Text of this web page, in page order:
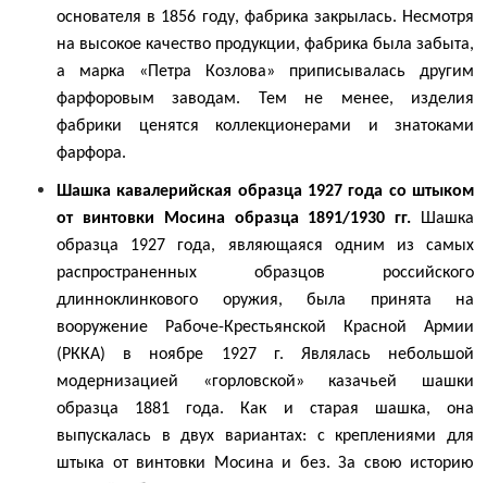
основателя в 1856 году, фабрика закрылась. Несмотря
на высокое качество продукции, фабрика была забыта,
а марка «Петра Козлова» приписывалась другим
фарфоровым заводам. Тем не менее, изделия
фабрики ценятся коллекционерами и знатоками
фарфора.
Шашка кавалерийская образца 1927 года со штыком
от винтовки Мосина образца 1891/1930 гг. Шашка
образца 1927 года, являющаяся одним из самых
распространенных образцов российского
длинноклинкового оружия, была принята на
вооружение Рабоче-Крестьянской Красной Армии
(РККА) в ноябре 1927 г. Являлась небольшой
модернизацией «горловской» казачьей шашки
образца 1881 года. Как и старая шашка, она
выпускалась в двух вариантах: с креплениями для
штыка от винтовки Мосина и без. За свою историю